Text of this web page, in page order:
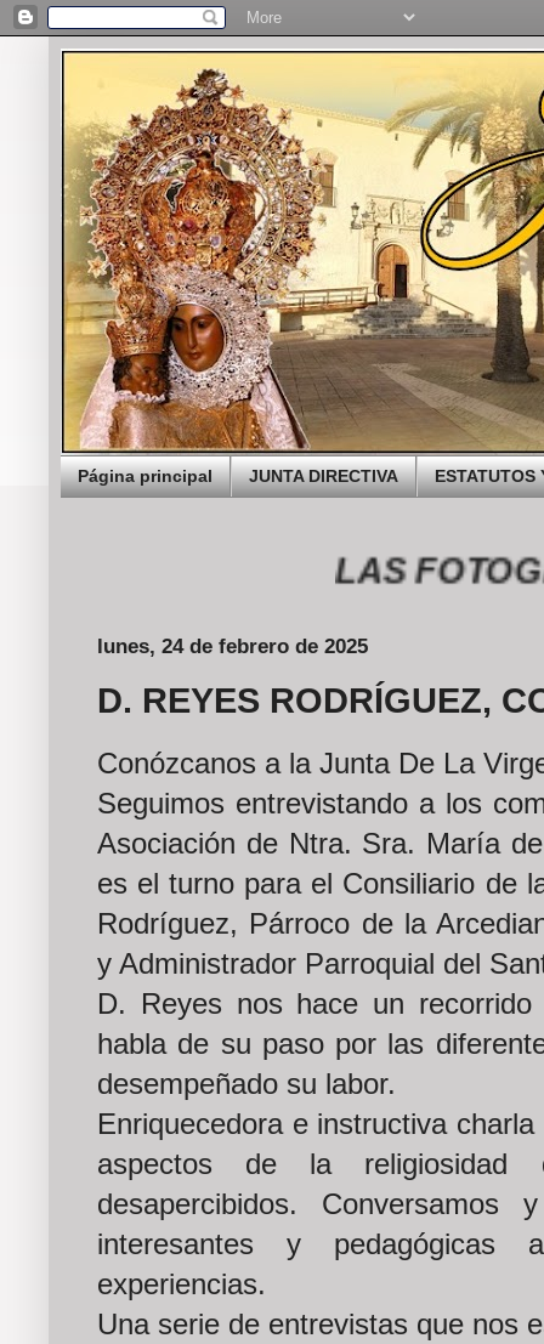
Página principal JUNTA DIRECTIVA ESTATUTOS
LAS
lunes, 24 de febrero de 2025
D. REYES RODRÍGUEZ,
Conózcanos a la Junta De La
Seguimos entrevistando a los
Asociación de Ntra. Sra. María
es el turno para el Consiliario de
Rodríguez, Párroco de la
y Administrador Parroquial del
D. Reyes nos hace un
habla de su paso por las
desempeñado su labor.
Enriquecedora e instructiva
aspectos de la
desapercibidos. Conversamos
interesantes y
experiencias.
Una serie de entrevistas que nos